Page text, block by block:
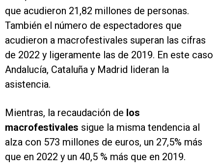
que acudieron 21,82 millones de personas.
También el número de espectadores que
acudieron a macrofestivales superan las cifras
de 2022 y ligeramente las de 2019. En este caso
Andalucía, Cataluña y Madrid lideran la
asistencia.
Mientras, la recaudación de los
macrofestivales sigue la misma tendencia al
alza con 573 millones de euros, un 27,5% más
que en 2022 y un 40,5 % más que en 2019.